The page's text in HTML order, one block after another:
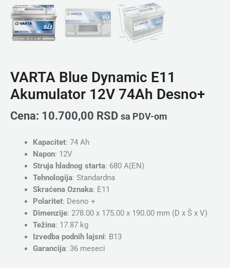
VARTA Blue Dynamic E11
Akumulator 12V 74Ah Desno+
Cena: 10.700,00 RSD sa PDV-om
Kapacitet: 74 Ah
Napon: 12V
Struja hladnog starta: 680 A(EN)
Tehnologija: Standardna
Skraćena Oznaka: E11
Polaritet: Desno +
Dimenzije: 278.00 x 175.00 x 190.00 mm (D x Š x V)
Težina: 17.87 kg
Izvedba podnih lajsni: B13
Garancija: 36 meseci